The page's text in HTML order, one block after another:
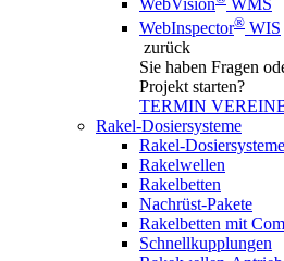
WebVision
WMS
WebInspector® WIS
zurück
Sie haben Fragen
Projekt starten?
TERMIN
Rakel-Dosiersysteme
Rakel-Dosiersysteme
Rakelwellen
Rakelbetten
Nachrüst-Pakete
Rakelbetten mit
Schnellkupplungen